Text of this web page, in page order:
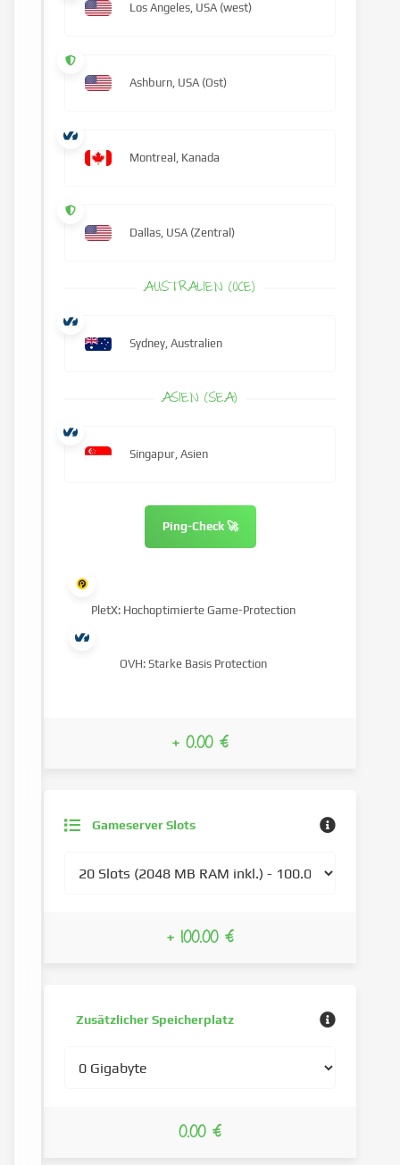
Gameserver Slots
+ 100.00 €
Los Angeles, USA (west)
Ashburn, USA (Ost)
Montreal, Kanada
Dallas, USA (Zentral)
AUSTRALIEN (OCE)
Sydney, Australien
ASIEN (SEA)
Singapur, Asien
Ping-Check 🚀
PletX: Hochoptimierte Game-Protection
OVH: Starke Basis Protection
+ 0.00 €
Zusätzlicher Speicherplatz
0.00 €